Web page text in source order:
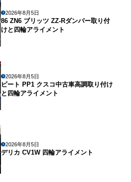
2026年8月5日
86 ZN6 ブリッツ ZZ-Rダンパー取り付
けと四輪アライメント
2026年8月5日
ビート PP1 クスコ中古車高調取り付け
と四輪アライメント
2026年8月5日
デリカ CV1W 四輪アライメント